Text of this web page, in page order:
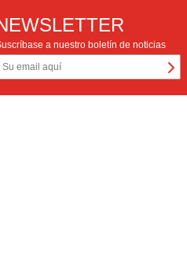
a nuestro boletín de noticias